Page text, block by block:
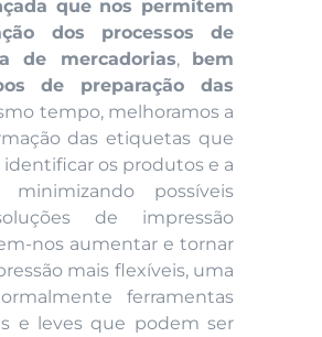
que nos permitem
dos processos de
de mercadorias, bem
de preparação das
tempo, melhoramos a
das etiquetas que
os produtos e a
minimizando possíveis
de impressão
nos aumentar e tornar
mais flexíveis, uma
ferramentas
e leves que podem ser